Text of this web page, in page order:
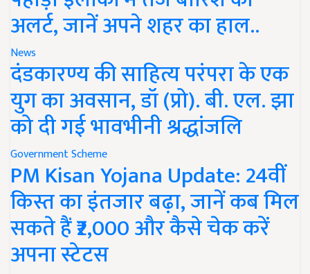
अलर्ट, जानें अपने शहर का हाल..
News
दंडकारण्य की साहित्य परंपरा के एक
युग का अवसान, डॉ (प्रो). बी. एल. झा
को दी गई भावभीनी श्रद्धांजलि
Government Scheme
PM Kisan Yojana Update: 24वीं
किस्त का इंतजार बढ़ा, जानें कब मिल
सकते हैं ₹2,000 और कैसे चेक करें
अपना स्टेटस